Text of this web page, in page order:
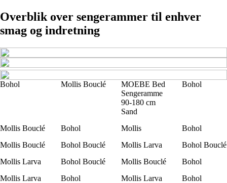
Overblik over sengerammer til enhver
smag og indretning
Bohol Mollis Bouclé
MOEBE Bed
Sengeramme
90-180 cm
Sand
Bohol
Mollis Bouclé Bohol Mollis
Bohol
Mollis Bouclé
Bohol Bouclé Mollis Larva
Bohol Bouclé
Mollis Larva
Bohol Bouclé Mollis Bouclé
Bohol
Mollis Larva
Bohol Mollis Larva
Bohol